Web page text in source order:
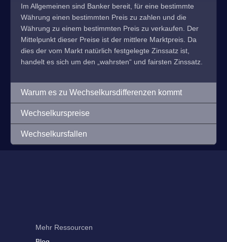
Im Allgemeinen sind Banker bereit, für eine bestimmte
Währung einen bestimmten Preis zu zahlen und die
Währung zu einem bestimmten Preis zu verkaufen. Der
Mittelpunkt dieser Preise ist der mittlere Marktpreis. Da
dies der vom Markt natürlich festgelegte Zinssatz ist,
handelt es sich um den „wahrsten“ und fairsten Zinssatz.
Warum es zu Wechselkursdifferenzen kommt
Wechselkurspreise
Wechselkursfallen
Mehr Ressourcen